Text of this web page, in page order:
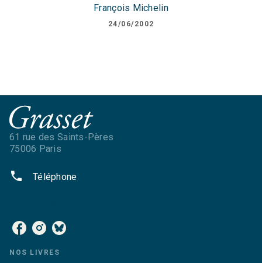
François Michelin
24/06/2002
61 rue des Saints-Pères
75006 Paris
phone Téléphone
NOS LIVRES